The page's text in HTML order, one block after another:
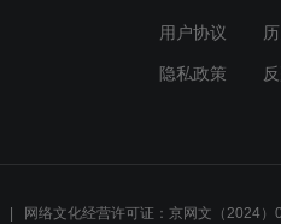
用户协议
隐私政策
网络文化经营许可证：京网文（2024